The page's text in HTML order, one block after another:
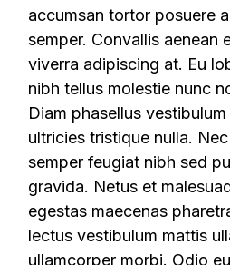
accumsan tortor posuere
semper. Convallis aenean
viverra adipiscing at. Eu
nibh tellus molestie nunc
Diam phasellus
ultricies tristique nulla.
semper feugiat nibh sed
gravida. Netus et
egestas maecenas
lectus vestibulum mattis
ullamcorper morbi. Odio